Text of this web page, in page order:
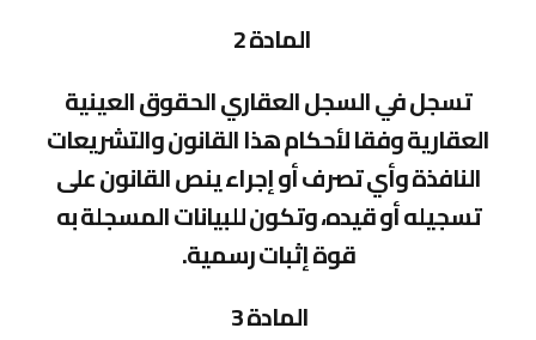
المادة 2
تسجل في السجل العقاري الحقوق العينية
العقارية وفقا لأحكام هذا القانون والتشريعات
النافذة وأي تصرف أو إجراء ينص القانون على
تسجيله أو قيده، وتكون للبيانات المسجلة به
قوة إثبات رسمية.
المادة 3